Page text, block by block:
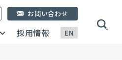
EN
採用情報
お問い合わせ